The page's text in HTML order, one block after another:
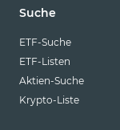
Suche
ETF-Suche
ETF-Listen
Aktien-Suche
Krypto-Liste